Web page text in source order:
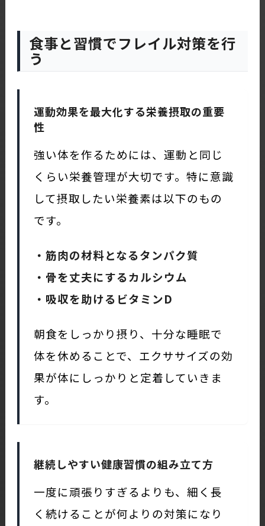
食事と習慣でフレイル対策を行
う
運動効果を最大化する栄養摂取の重要
性
強い体を作るためには、運動と同じ
くらい栄養管理が大切です。特に意識
して摂取したい栄養素は以下のもの
です。
・筋肉の材料となるタンパク質
・骨を丈夫にするカルシウム
・吸収を助けるビタミンD
朝食をしっかり摂り、十分な睡眠で
体を休めることで、エクササイズの効
果が体にしっかりと定着していきま
す。
継続しやすい健康習慣の組み立て方
一度に頑張りすぎるよりも、細く長
く続けることが何よりの対策になり